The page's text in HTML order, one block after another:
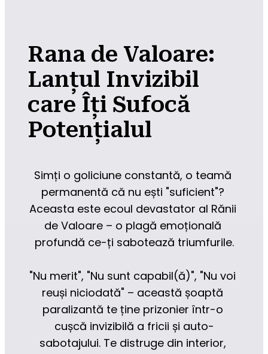
Rana de Valoare:
Lanțul Invizibil
care Îți Sufocă
Potențialul
Simți o goliciune constantă, o teamă
permanentă că nu ești "suficient"?
Aceasta este ecoul devastator al Rănii
de Valoare – o plagă emoțională
profundă ce-ți sabotează triumfurile.
"Nu merit", "Nu sunt capabil(ă)", "Nu voi
reuși niciodată" – această șoaptă
paralizantă te ține prizonier într-o
cușcă invizibilă a fricii și auto-
sabotajului. Te distruge din interior,